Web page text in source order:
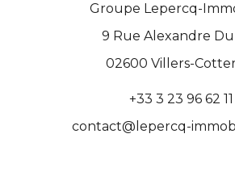
Groupe Lepercq-
9 Rue Alexandre
02600 Villers-
+33 3 23 96 62 11
contact@lepercq-